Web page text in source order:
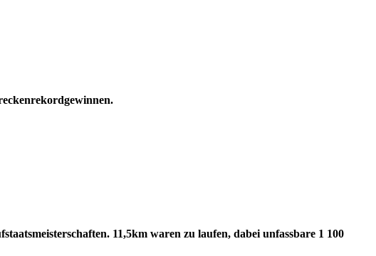
11,5km waren zu laufen, dabei unfassbare 1 100